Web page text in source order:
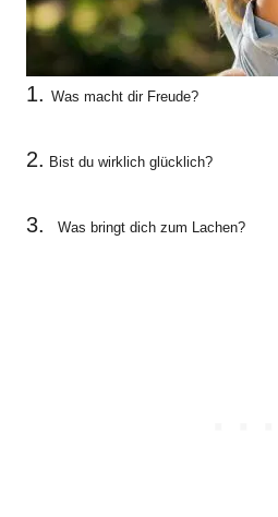
1. Was macht dir Freude?
2. Bist du wirklich glücklich?
3. Was bringt dich zum Lachen?